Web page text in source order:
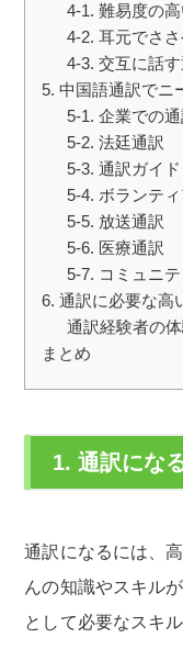
4-1. 難易度の
4-2. 耳元でさ
4-3. 交互に話
5. 中国語通訳でニ
5-1. 企業での通
5-2. 法廷通訳
5-3. 通訳ガイド
5-4. ボランテ
5-5. 放送通訳
5-6. 医療通訳
5-7. コミュニ
6. 通訳に必要な高
通訳経験者の
まとめ
1. 通訳にな
通訳になるには、
んの知識やスキル
として必要なスキ